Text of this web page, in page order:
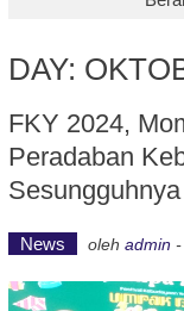
DAY:
FKY 2024,
Peradaban
Sesungguhnya
News oleh admin -